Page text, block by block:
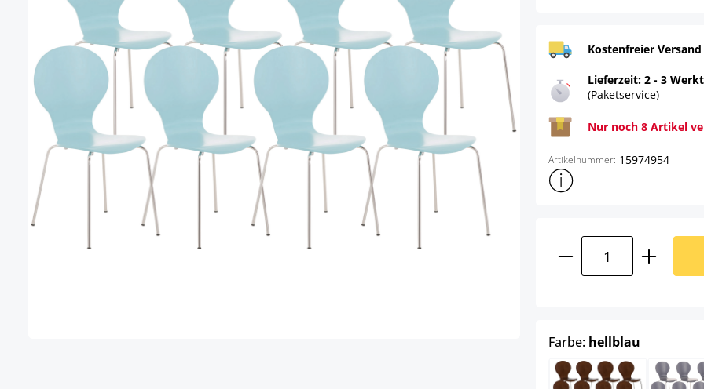
Kostenfreier
Lieferzeit: 2 - 3
(Paketservice)
Nur noch 8 Artikel
Artikelnummer: 15974954
Weitere
Produkt Anzahl:
Farbe: hellblau